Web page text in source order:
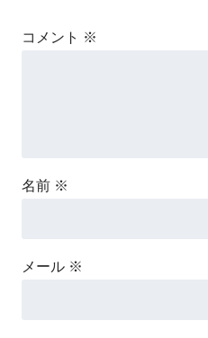
コメント ※
名前 ※
メール ※